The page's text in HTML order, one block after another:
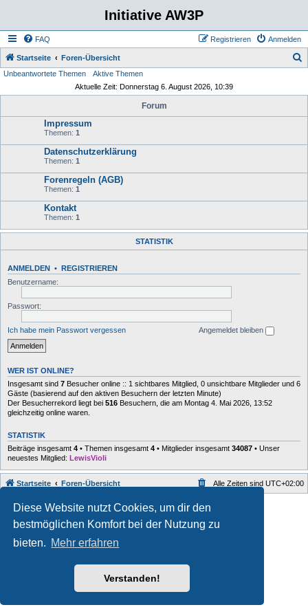
Diese Website nutzt Cookies, um dir den
bestmöglichen Komfort bei der Nutzung zu
bieten. Mehr erfahren
Verstanden!
Initiative AW3P
FAQ Anmelden
Registrieren
Startseite Foren-Übersicht
Unbeantwortete Themen
Aktive Themen
Aktuelle Zeit: Donnerstag 6. August 2026, 10:39
Forum
Impressum
Themen: 1
Datenschutzerklärung
Themen: 1
Forenregeln (AGB)
Themen: 1
Kontakt
Themen: 1
STATISTIK
ANMELDEN • REGISTRIEREN
Benutzername:
Passwort:
Ich habe mein Passwort vergessen Angemeldet bleiben
WER IST ONLINE?
Insgesamt sind 7 Besucher online :: 1 sichtbares Mitglied, 0 unsichtbare Mitglieder und 6
Gäste (basierend auf den aktiven Besuchern der letzten Minute)
Der Besucherrekord liegt bei 516 Besuchern, die am Montag 4. Mai 2026, 13:52
gleichzeitig online waren.
STATISTIK
Beiträge insgesamt 4 • Themen insgesamt 4 • Mitglieder insgesamt 34087 • Unser
neuestes Mitglied: LewisVioli
Startseite Foren-Übersicht Alle Zeiten sind UTC+02:00
Style developer by forum ,
Powered byphpBB ® Forum Software © phpBB Limited
Deutsche Übersetzung durchphpBB.de
Datenschutz